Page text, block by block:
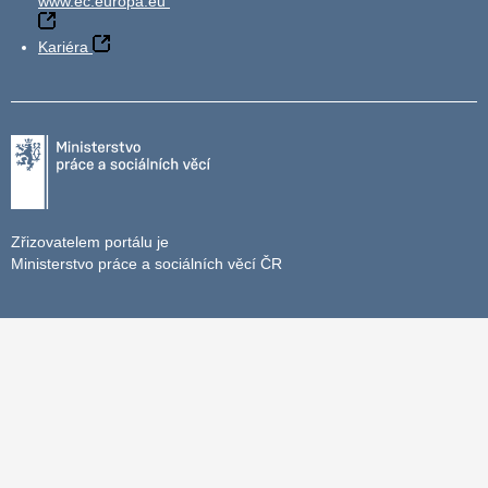
Kariéra
Zřizovatelem portálu je
Ministerstvo práce a sociálních věcí ČR